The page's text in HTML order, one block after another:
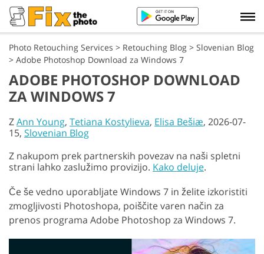
Photo Retouching Services > Retouching Blog > Slovenian Blog
> Adobe Photoshop Download za Windows 7
ADOBE PHOTOSHOP DOWNLOAD
ZA WINDOWS 7
ZAnn Young, Tetiana Kostylieva, Elisa Bešiæ, 2026-07-
15, Slovenian Blog
Z nakupom prek partnerskih povezav na naši spletni
strani lahko zaslužimo provizijo. Kako deluje.
Če še vedno uporabljate Windows 7 in želite izkoristiti
zmogljivosti Photoshopa, poiščite varen način za
prenos programa Adobe Photoshop za Windows 7.